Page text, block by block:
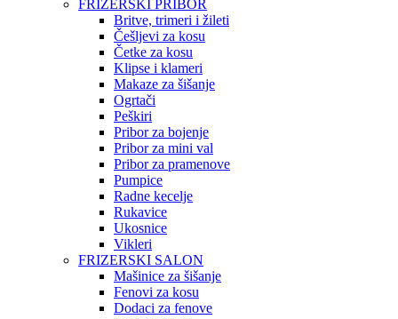
FRIZERSKI PRIBOR
Britve, trimeri i žileti
Češljevi za kosu
Četke za kosu
Klipse i klameri
Makaze za šišanje
Ogrtači
Peškiri
Pribor za bojenje
Pribor za mini val
Pribor za pramenove
Pumpice
Radne kecelje
Rukavice
Ukosnice
Vikleri
FRIZERSKI SALON
Mašinice za šišanje
Fenovi za kosu
Dodaci za fenove